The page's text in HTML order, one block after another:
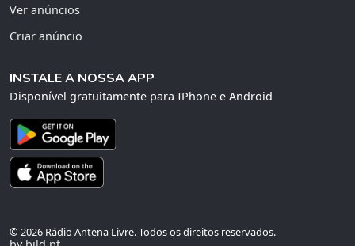
Ver anúncios
Criar anúncio
INSTALE A NOSSA APP
Disponível gratuitamente para IPhone e Android
© 2026 Rádio Antena Livre. Todos os direitos reservados.